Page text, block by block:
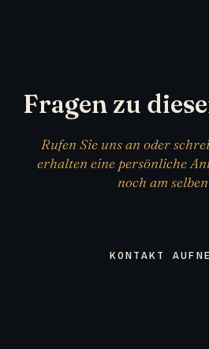
Fragen zu
Rufen Sie uns an oder
erhalten eine persönliche
noch am
KONTAKT